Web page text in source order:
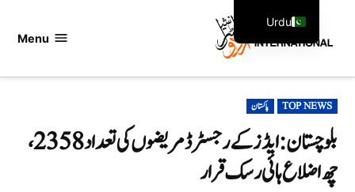
Menu
POSTED
IN
TOP NEWS پاکستان
بلوچستان :ایڈز کے رجسٹرڈ مریضوں کی تعداد 2358،
چھ اضلاع ہائی رسک قرار
Urdu
English